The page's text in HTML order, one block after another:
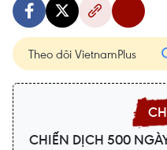
Theo dõi VietnamPlus
CHIẾN DỊCH 500